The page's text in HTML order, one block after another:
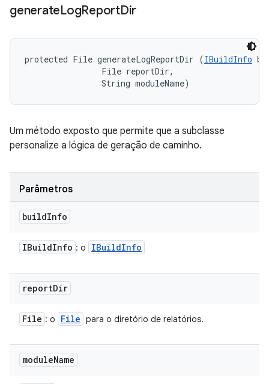
generateLogReportDir
protected File generateLogReportDir (IBuildInfo
                File reportDir,
                String moduleName)
Um método exposto que permite que a subclasse
personalize a lógica de geração de caminho.
Parâmetros
buildInfo
IBuildInfo : o IBuildInfo
reportDir
File : o File para o diretório de relatórios.
moduleName